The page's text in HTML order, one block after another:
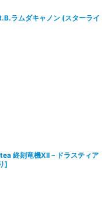
ラムダキャノン (スターライ
終刻竜機XII－ドラスティア
]